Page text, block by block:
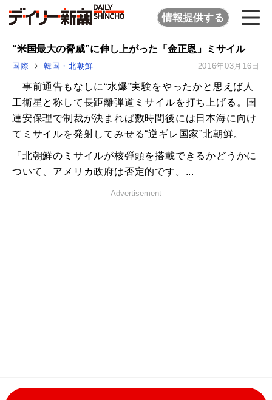
情報提供する
“米国最大の脅威”に伸し上がった「金正恩」ミサイル
国際 韓国・北朝鮮 2016年03月16日
事前通告もなしに“水爆”実験をやったかと思えば人
工衛星と称して長距離弾道ミサイルを打ち上げる。国
連安保理で制裁が決まれば数時間後には日本海に向け
てミサイルを発射してみせる“逆ギレ国家”北朝鮮。
「北朝鮮のミサイルが核弾頭を搭載できるかどうかに
ついて、アメリカ政府は否定的です。...
Advertisement